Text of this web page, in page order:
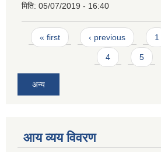
मिति: 05/07/2019 - 16:40
Pages
« first ‹ previous 1
4 5
अन्य
आय व्यय विवरण